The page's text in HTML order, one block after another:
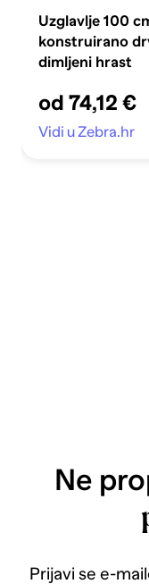
Uzglavlje 100
konstruirano
dimljeni hrast
od 74,12 €
Vidi u Zebra.hr
Ne
Prijavi se e-